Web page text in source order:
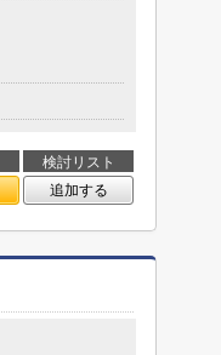
検討リスト
追加する